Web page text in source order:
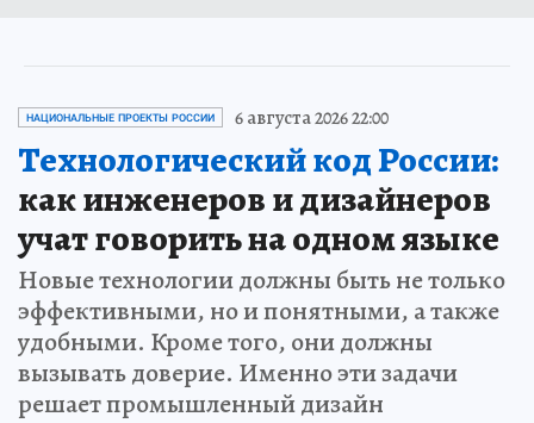
НАЦИОНАЛЬНЫЕ ПРОЕКТЫ РОССИИ 6 августа 2026 22:00
Технологический код России:
как инженеров и дизайнеров
учат говорить на одном языке
Новые технологии должны быть не только
эффективными, но и понятными, а также
удобными. Кроме того, они должны
вызывать доверие. Именно эти задачи
решает промышленный дизайн